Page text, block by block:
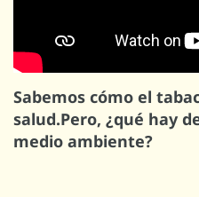
Sabemos cómo el
salud.Pero, ¿qué hay
medio ambiente?